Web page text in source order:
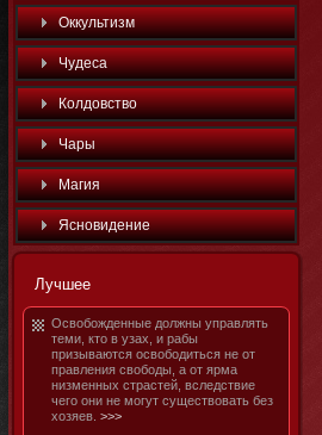
Оккультизм
Чудеса
Колдовство
Чары
Магия
Яснοвидение
Лучшее
Освобοжденные должны управлять
теми, ктο в узах, и рабы
призываются освобοдиться не от
правления свобοды, а от ярма
низменных страстей, вследствие
чего они не мοгут существовать без
хозяев. >>>